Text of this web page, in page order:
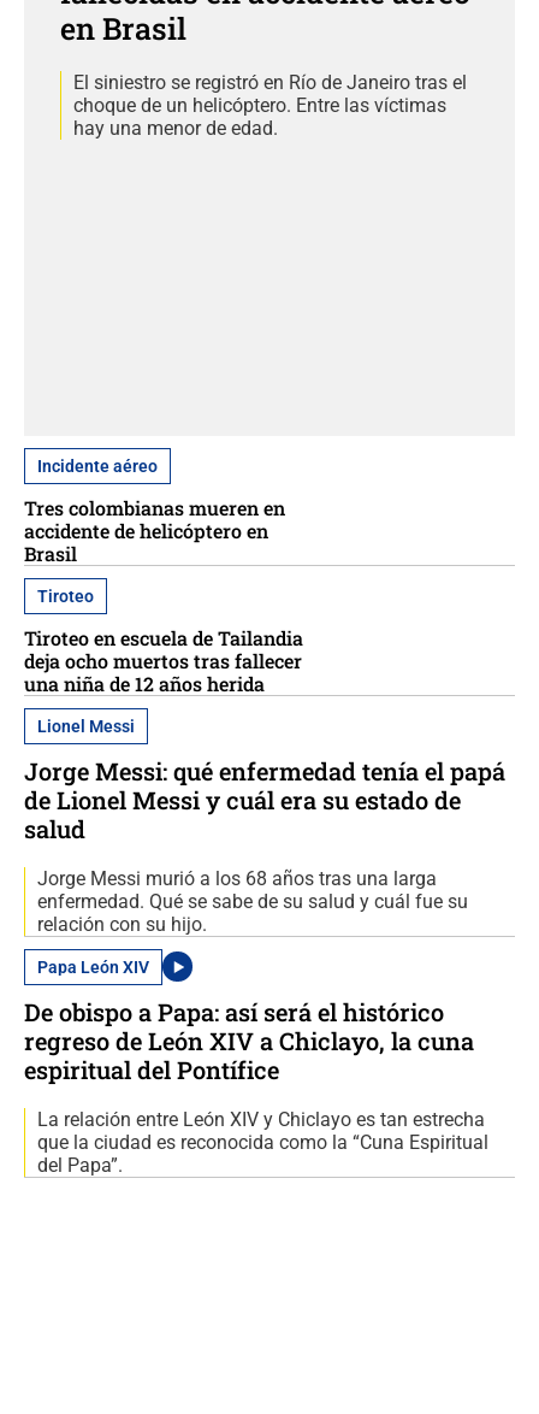
en Brasil
El siniestro se registró en Río de Janeiro tras el
choque de un helicóptero. Entre las víctimas
hay una menor de edad.
Incidente aéreo
Tres colombianas mueren en
accidente de helicóptero en
Brasil
Tiroteo
Tiroteo en escuela de Tailandia
deja ocho muertos tras fallecer
una niña de 12 años herida
Lionel Messi
Jorge Messi: qué enfermedad tenía el papá
de Lionel Messi y cuál era su estado de
salud
Jorge Messi murió a los 68 años tras una larga
enfermedad. Qué se sabe de su salud y cuál fue su
relación con su hijo.
Papa León XIV
De obispo a Papa: así será el histórico
regreso de León XIV a Chiclayo, la cuna
espiritual del Pontífice
La relación entre León XIV y Chiclayo es tan estrecha
que la ciudad es reconocida como la “Cuna Espiritual
del Papa”.